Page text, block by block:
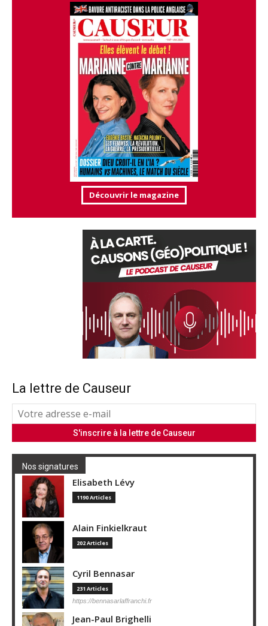
Découvrir le magazine
La lettre de Causeur
Nos signatures
Elisabeth Lévy
1190 Articles
Alain Finkielkraut
202 Articles
Cyril Bennasar
231 Articles
https://bennasarlaffranchi.fr
Jean-Paul Brighelli